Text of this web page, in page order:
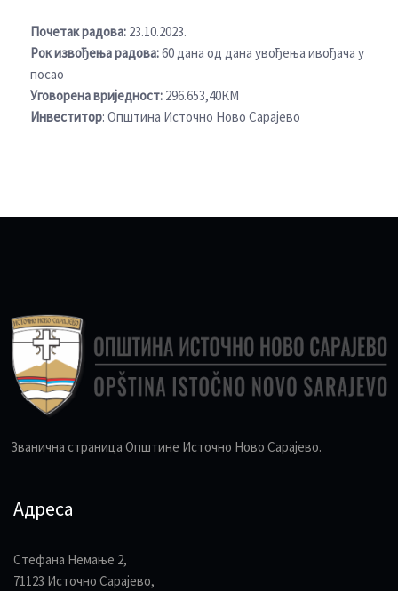
Почетак радова:23.10.2023.
Рок извођења радова:60 дана од дана увођења ивођача у
посао
Уговорена вриједност:296.653,40КМ
Инвеститор: Општина Источно Ново Сарајево
Званична страница Општине Источно Ново Сарајево.
Адреса
Стефана Немање 2,
71123 Источно Сарајево,